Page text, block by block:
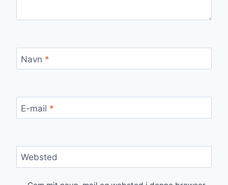
Navn *
E-mail *
Websted